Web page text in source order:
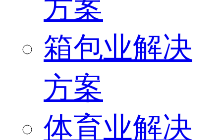
方案
箱包业解决
方案
体育业解决